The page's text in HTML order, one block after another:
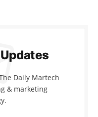
Daily Martech
& marketing